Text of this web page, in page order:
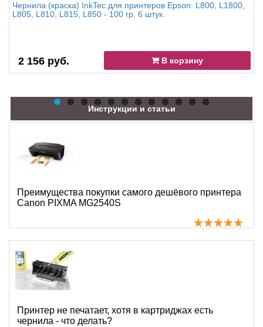
Чернила (краска) InkTec для принтеров Epson: L800, L1800,
L805, L810, L815, L850 - 100 гр. 6 штук.
2 156 руб. В корзину
Инструкции и статьи
Преимущества покупки самого дешёвого принтера
Canon PIXMA MG2540S
Принтер не печатает, хотя в картриджах есть
чернила - что делать?